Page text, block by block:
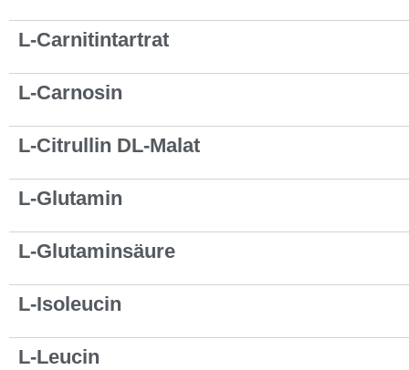
L-Carnitintartrat
L-Carnosin
L-Citrullin DL-Malat
L-Glutamin
L-Glutaminsäure
L-Isoleucin
L-Leucin